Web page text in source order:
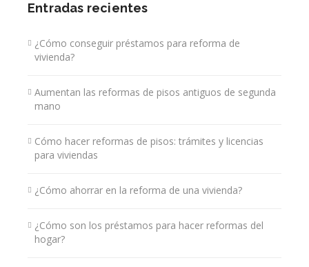
Entradas recientes
¿Cómo conseguir préstamos para reforma de
vivienda?
Aumentan las reformas de pisos antiguos de segunda
mano
Cómo hacer reformas de pisos: trámites y licencias
para viviendas
¿Cómo ahorrar en la reforma de una vivienda?
¿Cómo son los préstamos para hacer reformas del
hogar?